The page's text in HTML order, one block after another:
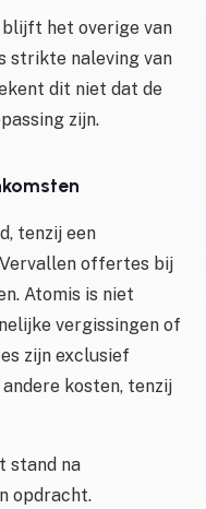
blijft het overige van
strikte naleving van
dit niet dat de
zijn.
tenzij een
offertes bij
Atomis is niet
vergissingen of
zijn exclusief
kosten, tenzij
stand na
opdracht.